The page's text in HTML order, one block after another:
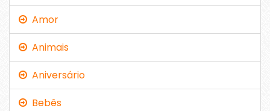
Amor
Animais
Aniversário
Bebês